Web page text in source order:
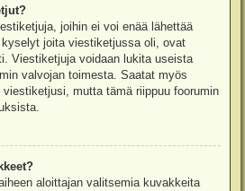
joihin ei voi enää lähettää
joita viestiketjussa oli, ovat
Viestiketjuja voidaan lukita useista
valvojan toimesta. Saatat myös
mutta tämä riippuu foorumin
aloittajan valitsemia kuvakkeita